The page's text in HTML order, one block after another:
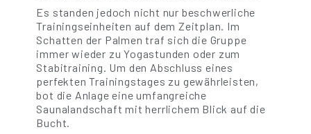
Es standen jedoch nicht nur beschwerliche
Trainingseinheiten auf dem Zeitplan. Im
Schatten der Palmen traf sich die Gruppe
immer wieder zu Yogastunden oder zum
Stabitraining. Um den Abschluss eines
perfekten Trainingstages zu gewährleisten,
bot die Anlage eine umfangreiche
Saunalandschaft mit herrlichem Blick auf die
Bucht.